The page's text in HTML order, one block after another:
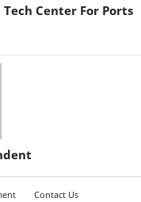
Tech Center For Ports
Contact Us